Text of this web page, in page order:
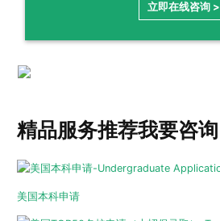
立即在线咨询 >
精品服务推荐我要咨询
美国本科申请